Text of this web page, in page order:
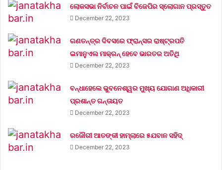
ଲୋକସଭା ନିର୍ବାଚନ ପାଇଁ ବିଜେପିର ସ୍ଲୋଗାନ ପ୍ରସ୍ତୁତ
December 22, 2023
ଗଣତନ୍ତ୍ର ଦିବସରେ ଫ୍ରାନ୍ସର ରାଷ୍ଟ୍ରପତି
ଇମାନୁଏଲ ମାକ୍ରନ୍‌ ହେବେ ଭାରତର ଅତିଥି
December 22, 2023
ବନ୍ଧାହେଲେ ଭୁବନେଶ୍ୱର ମୁଖ୍ୟ ଯୋଗାଣ ଅଧିକାରୀ
ପ୍ରଶାନ୍ତ ଗନ୍ତାୟତ
December 22, 2023
ରଜୌରୀ ଆତଙ୍କୀ ହାମ୍‌ଲାରେ ୫ଯବାନ ସହିଦ୍
December 22, 2023